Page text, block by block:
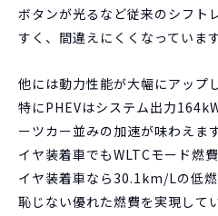
ボタンが光るなど従来のシフト
すく、間違えにくくなっています
他には動力性能が大幅にアップ
特にPHEVはシステム出力
ーツカー並みの加速が味わえま
イヤ装着車でもWLTCモード燃
イヤ装着車なら30.1km/Lの低
恥じない優れた燃費を実現して